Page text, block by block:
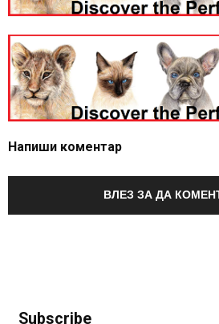
Напиши коментар
ВЛЕЗ ЗА ДА
Subscribe